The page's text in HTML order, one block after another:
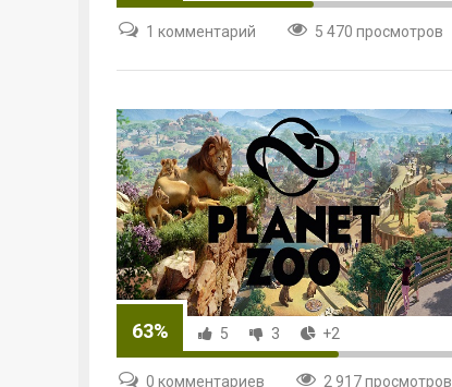
1 комментарий 5 470 просмотров
63% 5 3 +2
0 комментариев 2 917 просмотров